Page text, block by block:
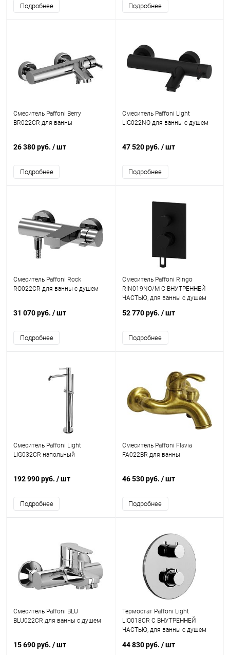
Подробнее Подробнее
Смеситель Paffoni Berry
BR022CR для ванны
26 380 руб. / шт
Подробнее
Смеситель Paffoni Light
LIG022NO для ванны c душем
47 520 руб. / шт
Подробнее
Смеситель Paffoni Rock
RO022CR для ванны с душем
31 070 руб. / шт
Подробнее
Смеситель Paffoni Ringo
RIN019NO/M С ВНУТРЕННЕЙ
ЧАСТЬЮ, для ванны с душем
52 770 руб. / шт
Подробнее
Смеситель Paffoni Light
LIG032CR напольный
192 990 руб. / шт
Подробнее
Смеситель Paffoni Flavia
FA022BR для ванны
46 530 руб. / шт
Подробнее
Смеситель Paffoni BLU
BLU022CR для ванны с душем
15 690 руб. / шт
Термостат Paffoni Light
LIQ018CR С ВНУТРЕННЕЙ
ЧАСТЬЮ, для ванны с душем
44 830 руб. / шт